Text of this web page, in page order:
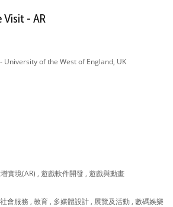
Visit - AR
University of the West of England, UK
實境(AR) , 遊戲軟件開發 , 遊戲與動畫
會服務 , 教育 , 多媒體設計 , 展覽及活動 , 數碼娛樂